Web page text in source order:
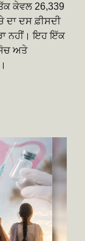
ਕੇਵਲ 26,339
ਦਾ ਦਸ ਫ਼ੀਸਦੀ
ਨਹੀਂ। ਇਹ ਇੱਕ
ਸੋਚ ਅਤੇ